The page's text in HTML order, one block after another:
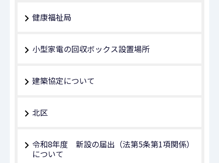
健康福祉局
小型家電の回収ボックス設置場所
建築協定について
北区
令和8年度 新設の届出（法第5条第1項関係）
について